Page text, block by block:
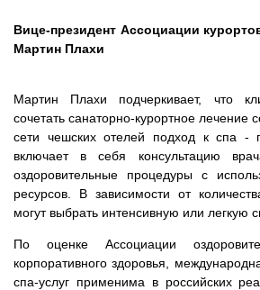
Вице-президент Ассоциации
Мартин Плахи
Мартин Плахи подчеркивает, что
сочетать санаторно-курортное лечение
сети чешских отелей подход к спа -
включает в себя консультацию
оздоровительные процедуры с
ресурсов. В зависимости от
могут выбрать интенсивную или легкую
По оценке Ассоциации
корпоративного здоровья,
спа-услуг применима в российских